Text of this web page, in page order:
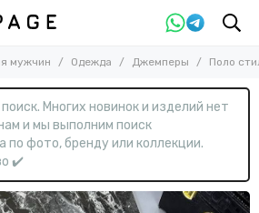
мужчин Одежда Джемперы Поло
Многих новинок и изделий нет
и мы выполним поиск
по фото, бренду или коллекции.
✔️